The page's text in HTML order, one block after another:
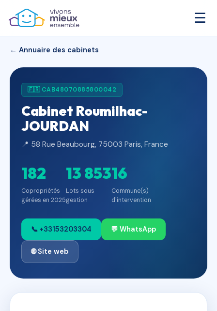
☰
← Annuaire des cabinets
🇫🇷 CAB48070885800042
Cabinet Roumilhac-
JOURDAN
📍 58 Rue Beaubourg, 75003 Paris, France
182
Copropriétés
gérées en 2025
13 853
Lots sous
gestion
16
Commune(s)
d'intervention
📞 +33153203304 💬 WhatsApp
🌐 Site web